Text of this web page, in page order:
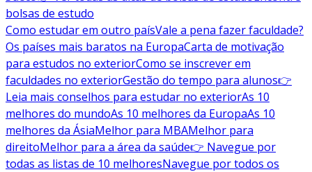
bolsas de estudo
Como estudar em outro paísVale a pena fazer faculdade?
Os países mais baratos na EuropaCarta de motivação
para estudos no exteriorComo se inscrever em
faculdades no exteriorGestão do tempo para alunos👉
Leia mais conselhos para estudar no exteriorAs 10
melhores do mundoAs 10 melhores da EuropaAs 10
melhores da ÁsiaMelhor para MBAMelhor para
direitoMelhor para a área da saúde👉 Navegue por
todas as listas de 10 melhoresNavegue por todos os